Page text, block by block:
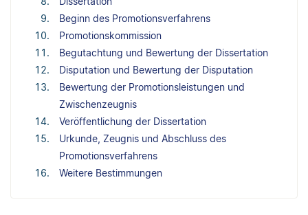
Beginn des Promotionsverfahrens
Promotionskommission
Begutachtung und Bewertung der Dissertation
Disputation und Bewertung der Disputation
Bewertung der Promotionsleistungen und
Zwischenzeugnis
Veröffentlichung der Dissertation
Urkunde, Zeugnis und Abschluss des
Promotionsverfahrens
Weitere Bestimmungen